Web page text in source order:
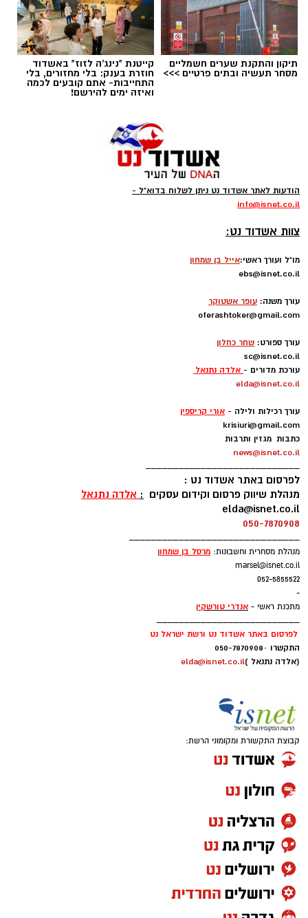
רוצה לעקוב אחרי הערוץ של הקבוצה "אשדוד נט"
ב-WhatsApp לחצו כאן
להורדת אפליקציה של אשדוד נט לחצו כאן
קודוס ווהאב (מכבי אשדוד)
ליגת העל בכדורסל תתחיל את הפעילות בחודש
ספטמבר במשחקי אימון וגביע ווינר, גם הקבוצות
יתחילו באימונים כבר בשבוע הבא, אחת מהן היא
מסקרנת ביותר.
קודוס ווהאב, הסנטר הניגרי של מכבי אשדוד,
עם נחיתתו אמר ווהאב: "אני מאוד שמח להיות פה.
אני כבר מחכה בקוצר רוח להכיר את חברי לקבוצה
ולהתחיל לעבוד.
עקבתי אחרי הליגה בישראל ואני יודע שזו ליגה
טובה". ולאוהדי מכבי אשדוד אמר: "נגיע מוכנים לכל
משחק כדי לתת את הטוב ביותר. אני מחכה כבר
לפגוש אתכם במגרש".
מניגריה ואחרי כמה שנים בתיכונים הגיע לג'ורג'טאון
שם שיחק תחת פטריק יואינג. בעונתו השנייה
חסימות למשחק.
אחרי עונה אחת בחר לחזור לג'ורג'טאון לעונה
פחות טובה ואת קריירת המכללות סיים בפן סטייט
למשחק.
תיקון והתקנת שערים חשמליים
מסחר תעשיה ובתים פרטיים >>>
קייטנת "נינג'ה לזוז" באשדוד
חוזרת בענק: בלי מחזורים, בלי
התחייבות- אתם קובעים לכמה
ואיזה ימים להירשם!
הודעות לאתר אשדוד נט ניתן לשלוח בדוא"ל -
info@isnet.co.il
צוות אשדוד נט:
מו"ל ועורך ראשי:אייל בן שמחון
ebs@isnet.co.il
עורך משנה: עופר אשטוקר
oferashtoker@gmail.com
עורך ספורט: שחר כחלון
sc@isnet.co.il
עורכת מדורים - אלדה נתנאל
elda@isnet.co.il
עורך רכילות ולילה - אורי קריספין
krisiuri@gmail.com
כתבות מגזין ותרבות
news@isnet.co.il
____________________________
לפרסום באתר אשדוד נט :
מנהלת שיווק פרסום וקידום עסקים : אלדה נתנאל
elda@isnet.co.il
050-7870908
_______________________________
מנהלת מסחרית וחשבונות: מרסל בן שמחון
marsel@isnet.co.il
052-5855522
-
מתכנת ראשי - אנדרי טורשקין
__________________________
לפרסום באתר אשדוד נט ורשת ישראל נט
התקשרו -
050-7870908
(אלדה נתנאל )elda@isnet.co.il
קבוצת התקשורת ומקומוני הרשת: